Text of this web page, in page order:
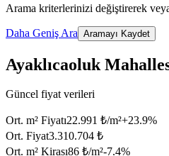
Arama kriterlerinizi değiştirerek
Daha Geniş Ara Aramayı Kaydet
Ayaklıcaoluk
Güncel fiyat verileri
Ort. m² Fiyatı22.991 ₺/m²+23.9%
Ort. Fiyat3.310.704 ₺
Ort. m² Kirası86 ₺/m²-7.4%